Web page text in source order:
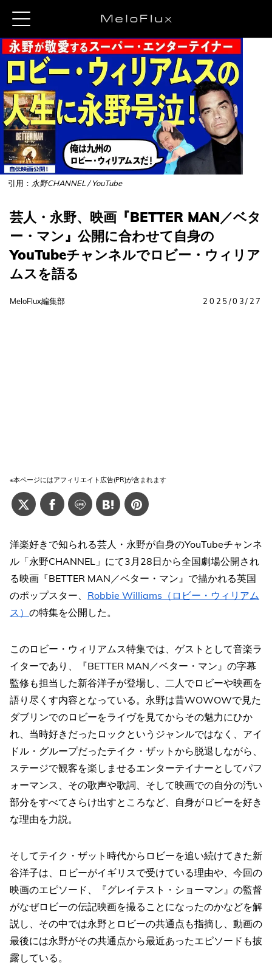
引用： 永野CHANNEL / YouTube
芸人・永野、映画『BETTER MAN／ベタ
ー・マン』公開に合わせて自身の
YouTubeチャンネルでロビー・ウィリア
ムスを語る
MeloFlux編集部 2025/03/27
※本ページにはアフィリエイト広告(PR)が含まれます
洋楽好きで知られる芸人・永野が自身のYouTubeチャンネ
ル「永野CHANNEL」にて3月28日から全国劇場公開され
る映画『BETTER MAN／ベター・マン』で描かれる英国
のポップスター、 Robbie Williams（ロビー・ウィリアム
ス） の特集を公開した。
このロビー・ウィリアムス特集では、ゲストとして音楽ラ
イターであり、『BETTER MAN／ベター・マン』の字幕
監修も担当した新谷洋子が登場し、二人でロビーや映画を
語り尽くす内容となっている。永野は昔WOWOWで見た
ダブリンでのロビーをライヴを見てからその魅力にひか
れ、当時好きだったロックというジャンルではなく、アイ
ドル・グループだったテイク・ザットから脱退しながら、
ステージで観客を楽しませるエンターテイナーとしてパフ
ォーマンス、その歌声や歌詞、そして映画での自分の汚い
部分をすべてさらけ出すところなど、自身がロビーを好き
な理由を力説。
そしてテイク・ザット時代からロビーを追い続けてきた新
谷洋子は、ロビーがイギリスで受けている理由や、今回の
映画のエピソード、『グレイテスト・ショーマン』の監督
がなぜロビーの伝記映画を撮ることになったのかなどを解
説し、その中では永野とロビーの共通点も指摘し、動画の
最後には永野がその共通点から最近あったエピソードも披
露している。